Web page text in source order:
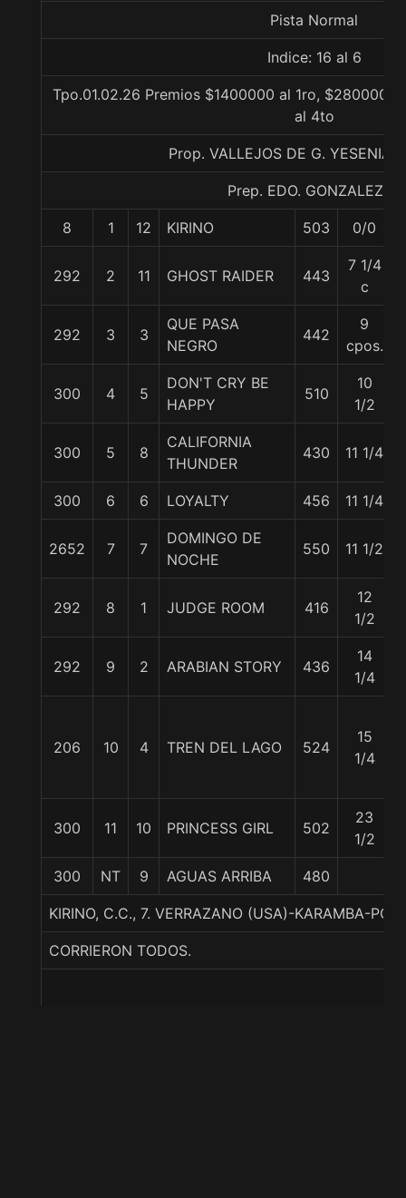
Pista Normal
Indice: 16 al 6
Tpo.01.02.26 Premios $1400000 al 1ro, $280000
al 4to
Prop. VALLEJOS DE G. YESENIA
Prep. EDO. GONZALEZ S.
8 1 12 KIRINO 503 0/0
292 2 11 GHOST RAIDER 443
7 1/4
c
292 3 3
QUE PASA
NEGRO
442
9
cpos.
300 4 5
DON'T CRY BE
HAPPY
510
10
1/2
300 5 8
CALIFORNIA
THUNDER
430 11 1/4
300 6 6 LOYALTY 456 11 1/4
2652 7 7
DOMINGO DE
NOCHE
550 11 1/2
292 8 1 JUDGE ROOM 416
12
1/2
292 9 2 ARABIAN STORY 436
14
1/4
206 10 4 TREN DEL LAGO 524
15
1/4
300 11 10 PRINCESS GIRL 502
23
1/2
300 NT 9 AGUAS ARRIBA 480
KIRINO, C.C., 7. VERRAZANO (USA)-KARAMBA-
CORRIERON TODOS.